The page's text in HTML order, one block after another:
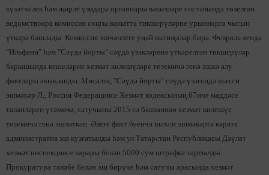
күзәтчелек һәм җирле үзидарә органнары вәкилләре составында төзелгән
ведомствоара комиссия соңгы вакытта тикшерүләрне урыннарга чыгып
үткәрә башлады. Комиссия эшчәнлеге уңай нәтиҗәләр бирә. Февраль аенда
"Ильфани" һәм "Сәүдә йорты" сәүдә үзәкләренә үткәрелгән тикшерүләр
барышында кешеләрне хезмәт килешүләре төземичә генә эшкә алу
фактлары ачыкланды. Мисалга, "Сәүдә йорты" сәүдә үзәгендә шәхси
эшмәкәр Л., Россия Федерациясе Хезмәт кодексының 67нче маддәсе
таләпләрен үтәмичә, сатучыны 2015 ел башыннан хезмәт килешүе
төземичә генә эшләткән. Әлеге факт буенча шәхси эшмәкәргә карата
административ эш кузгатылды һәм ул Татарстан Республикасы Дәүләт
хезмәт инспекциясе карары белән 5000 сум штрафка тартылды.
Прокуратура таләбе белән эш бирүче һәм сатучы арасында хезмәт